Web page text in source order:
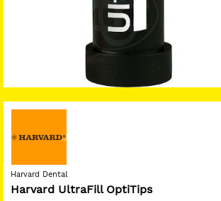
Harvard Dental
Harvard UltraFill OptiTips